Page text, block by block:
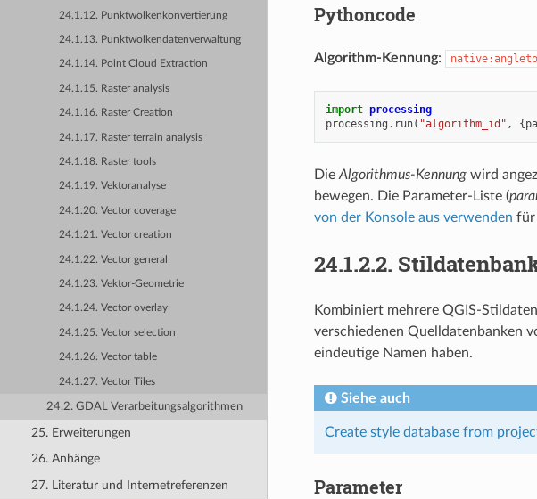
24.1.12. Punktwolkenkonvertierung
24.1.13. Punktwolkendatenverwaltung
24.1.14. Point Cloud Extraction
24.1.15. Raster analysis
24.1.16. Raster Creation
24.1.17. Raster terrain analysis
24.1.18. Raster tools
24.1.19. Vektoranalyse
24.1.20. Vector coverage
24.1.21. Vector creation
24.1.22. Vector general
24.1.23. Vektor-Geometrie
24.1.24. Vector overlay
24.1.25. Vector selection
24.1.26. Vector table
24.1.27. Vector Tiles
24.2. GDAL Verarbeitungsalgorithmen
25. Erweiterungen
26. Anhänge
27. Literatur und Internetreferenzen
Pythoncode
Algorithm-Kennung:
import processing
processing . run( "algorithm_id" , {
Die Algorithmus-Kennungwird
bewegen. Die Parameter-Liste (
von der Konsole aus verwenden für
24.1.2.2.
Kombiniert mehrere QGIS-
verschiedenen Quelldatenbanken
eindeutige Namen haben.
Siehe auch
Create style database from
Parameter